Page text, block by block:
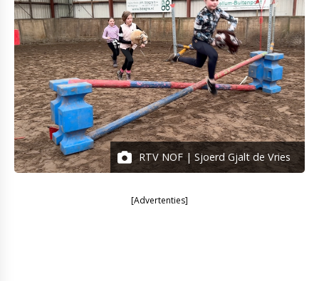
RTV NOF | Sjoerd Gjalt de Vries
[Advertenties]